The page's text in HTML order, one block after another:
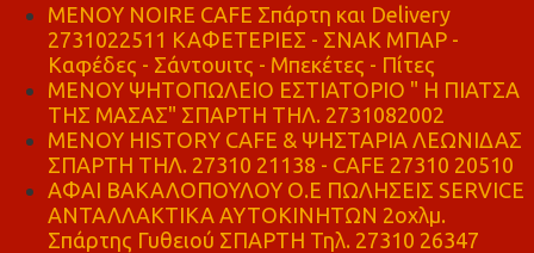
MENOY NOIRE CAFE Σπάρτη και Delivery
2731022511 ΚΑΦΕΤΕΡΙΕΣ - ΣΝΑΚ ΜΠΑΡ -
Καφέδες - Σάντουιτς - Μπεκέτες - Πίτες
ΜΕΝΟΥ ΨΗΤΟΠΩΛΕΙΟ ΕΣΤΙΑΤΟΡΙΟ " Η ΠΙΑΤΣΑ
ΤΗΣ ΜΑΣΑΣ" ΣΠΑΡΤΗ ΤΗΛ. 2731082002
ΜΕΝΟΥ HISTORY CAFE & ΨΗΣΤΑΡΙΑ ΛΕΩΝΙΔΑΣ
ΣΠΑΡΤΗ ΤΗΛ. 27310 21138 - CAFE 27310 20510
ΑΦΑΙ ΒΑΚΑΛΟΠΟΥΛΟΥ Ο.Ε ΠΩΛΗΣΕΙΣ SERVICE
ΑΝΤΑΛΛΑΚΤΙΚΑ ΑΥΤΟΚΙΝΗΤΩΝ 2οχλμ.
Σπάρτης Γυθειού ΣΠΑΡΤΗ Τηλ. 27310 26347